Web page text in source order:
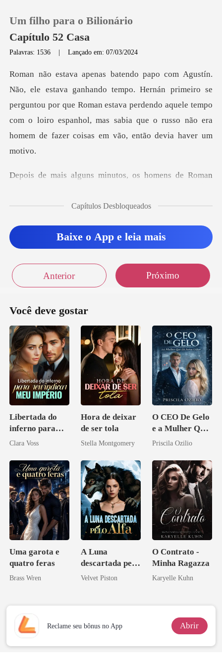
0
Loja
Um filho para o Bilionário
Capítulo 52 Casa
Palavras: 1536 |Lançado em: 07/03/2024
primeiro se
perguntou por que Roman estava perdendo aquele tempo
com o loiro espanhol,
s, os homens de Roman
Capítulos Desbloqueados
Baixe o App e leia mais
Anterior Próximo
Você deve gostar
Libertada do
inferno para
reivindicar meu
Clara Voss
Hora de deixar
de ser tola
Stella Montgomery
O CEO De Gelo
e a Mulher Que
Ele Jurou Odiar
Priscila Ozilio
Uma garota e
quatro feras
Brass Wren
A Luna
descartada pelo
Alfa
Velvet Piston
O Contrato -
Minha Ragazza
Karyelle Kuhn
Reclame seu bônus no App Abrir